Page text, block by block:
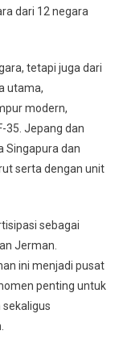
dari 12 negara
tetapi juga dari
utama,
modern,
35. Jepang dan
Singapura dan
serta dengan unit
sebagai
Jerman.
ini menjadi pusat
penting untuk